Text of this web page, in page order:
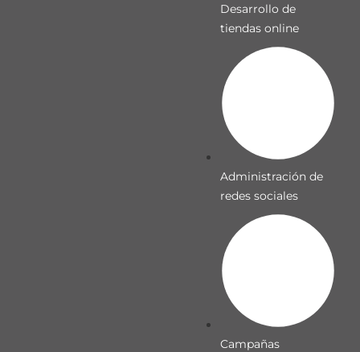
Desarrollo de
tiendas online
Administración de
redes sociales
Campañas